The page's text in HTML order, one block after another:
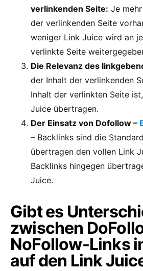
verlinkenden Seite: Je
der verlinkenden Seite
weniger Link Juice wird an
verlinkte Seite
Die Relevanz des
der Inhalt der verlinkenden
Inhalt der verlinkten Seite
Juice übertragen.
Der Einsatz von Dofollow –
– Backlinks sind die
übertragen den vollen Link
Backlinks hingegen
Juice.
Gibt es
zwischen
NoFollow-Links
auf den Link